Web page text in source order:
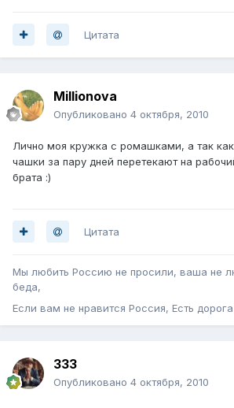
Цитата
Millionova
Опубликовано 4 октября, 2010
Лично моя кружка с ромашками, а так
чашки за пару дней перетекают на
брата :)
Цитата
Мы любить Россию не просили, ваша не
беда,
Если вам не нравится Россия, Есть
333
Опубликовано 4 октября, 2010